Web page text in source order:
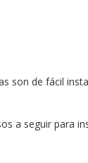
son de fácil
a seguir para